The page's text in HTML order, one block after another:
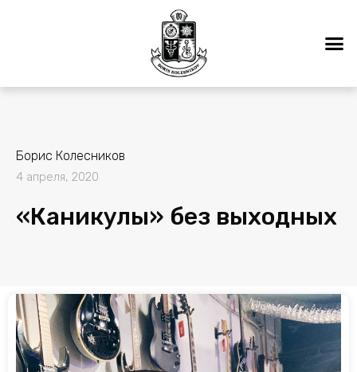
Борис Колесников
4 апреля, 2020
«Каникулы» без выходных